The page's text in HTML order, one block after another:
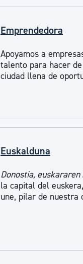
Emprendedora
Apoyamos a
talento para hacer
ciudad llena de
Euskalduna
Donostia, euskararen
la capital del
une, pilar de nuestra